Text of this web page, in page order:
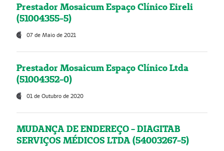
Prestador Mosaicum Espaço Clínico Eireli
(51004355-5)
07 de Maio de 2021
Prestador Mosaicum Espaço Clínico Ltda
(51004352-0)
01 de Outubro de 2020
MUDANÇA DE ENDEREÇO - DIAGITAB
SERVIÇOS MÉDICOS LTDA (54003267-5)